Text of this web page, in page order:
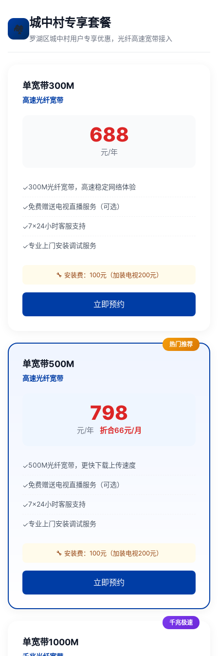
🏘️ 城中村专享套餐
罗湖区城中村用户专享优惠，光纤高速宽带接入
单宽带300M
高速光纤宽带
688
元/年
✓300M光纤宽带，高速稳定网络体验
✓免费赠送电视直播服务（可选）
✓7x24小时客服支持
✓专业上门安装调试服务
🔧 安装费：100元（加装电视200元）
立即预约
热门推荐
单宽带500M
高速光纤宽带
798
元/年 折合66元/月
✓500M光纤宽带，更快下载上传速度
✓免费赠送电视直播服务（可选）
✓7x24小时客服支持
✓专业上门安装调试服务
🔧 安装费：100元（加装电视200元）
立即预约
千兆极速
单宽带1000M